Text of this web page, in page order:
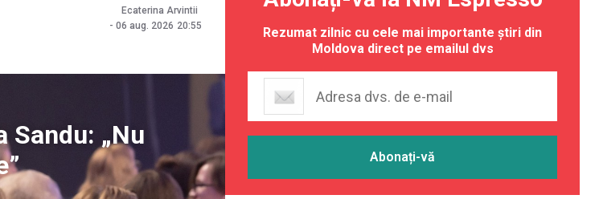
Ecaterina Arvintii
- 06 aug. 2026 20:55
„Nu
Rezumat zilnic cu cele mai importante știri din
Moldova direct pe emailul dvs